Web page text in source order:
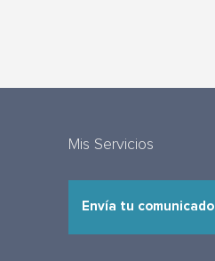
Mis Servicios
Envía tu comunicado